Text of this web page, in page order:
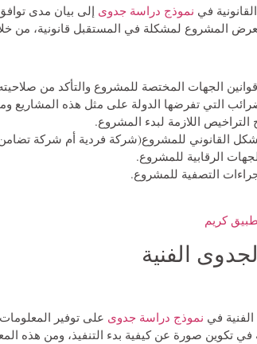
في نموذج دراسة جدوى إلى بيان مدى
المشروع لمشكلة في المستقبل قانونية، من
الجهات المختصة للمشروع والتأكد من
التي تفرضها الدولة على مثل هذه المشاريع
التراخيص اللازمة لبدء المشروع.
القانوني للمشروع(شركة فردية أم شركة
الرقابية للمشروع.
التصفية للمشروع.
كريم
الفنية
في نموذج دراسة جدوى على توفير
تكوين صورة عن كيفية بدء التنفيذ، ومن هذه